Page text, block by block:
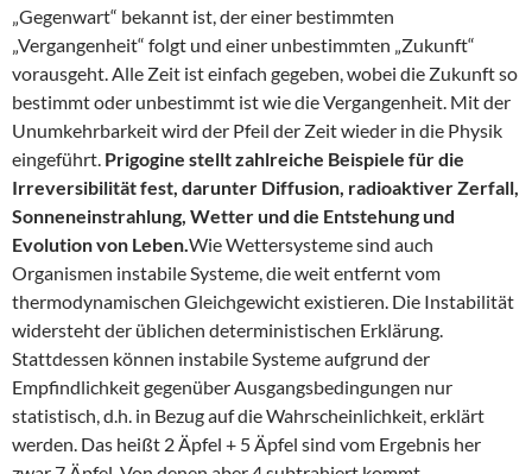
„Gegenwart“ bekannt ist, der einer bestimmten
„Vergangenheit“ folgt und einer unbestimmten „Zukunft“
vorausgeht. Alle Zeit ist einfach gegeben, wobei die Zukunft so
bestimmt oder unbestimmt ist wie die Vergangenheit. Mit der
Unumkehrbarkeit wird der Pfeil der Zeit wieder in die Physik
eingeführt. Prigogine stellt zahlreiche Beispiele für die
Irreversibilität fest, darunter Diffusion, radioaktiver Zerfall,
Sonneneinstrahlung, Wetter und die Entstehung und
Evolution von Leben.Wie Wettersysteme sind auch
Organismen instabile Systeme, die weit entfernt vom
thermodynamischen Gleichgewicht existieren. Die Instabilität
widersteht der üblichen deterministischen Erklärung.
Stattdessen können instabile Systeme aufgrund der
Empfindlichkeit gegenüber Ausgangsbedingungen nur
statistisch, d.h. in Bezug auf die Wahrscheinlichkeit, erklärt
werden. Das heißt 2 Äpfel + 5 Äpfel sind vom Ergebnis her